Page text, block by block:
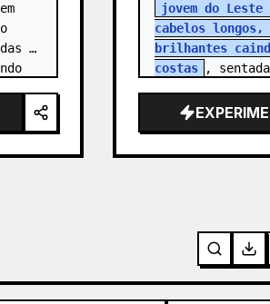
jovem do
cabelos
brilhantes
costas
,
Ela está